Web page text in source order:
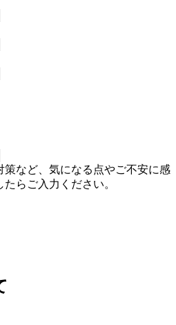
策など、気になる点やご不安に感
らご入力ください。